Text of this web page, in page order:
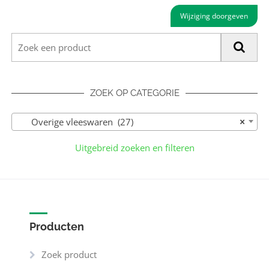
Wijziging doorgeven
ZOEK OP CATEGORIE
×
Overige vleeswaren (27)
Uitgebreid zoeken en filteren
Producten
Zoek product